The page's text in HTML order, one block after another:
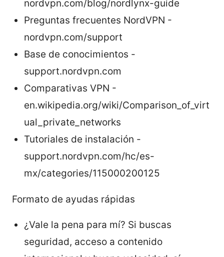
nordvpn.com/blog/nordlynx-guide
Preguntas frecuentes NordVPN -
nordvpn.com/support
Base de conocimientos -
support.nordvpn.com
Comparativas VPN -
en.wikipedia.org/wiki/Comparison_of_virt
ual_private_networks
Tutoriales de instalación -
support.nordvpn.com/hc/es-
mx/categories/115000200125
Formato de ayudas rápidas
¿Vale la pena para mí? Si buscas
seguridad, acceso a contenido